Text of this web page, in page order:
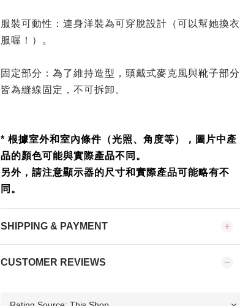
服裝可動性：連身洋裝為可穿脫設計（可以幫她換衣
服喔！）。
固定部分：為了維持造型，頭戴式麥克風與靴子部分
皆為縫線固定，不可拆卸。
* 根據室外和室內條件（光照、角度等），圖片中產
品的顏色可能與實際產品不同。
另外，請注意顯示器的尺寸和實際產品可能略有不
同。
SHIPPING & PAYMENT
CUSTOMER REVIEWS